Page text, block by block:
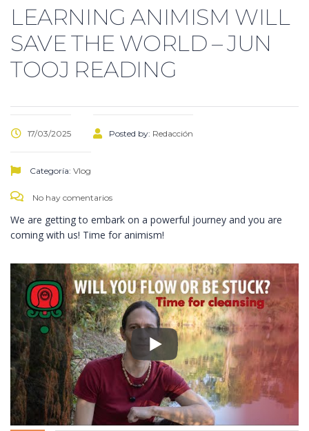
LEARNING ANIMISM WILL
SAVE THE WORLD – JUN
TOOJ READING
17/03/2025 Posted by: Redacción
Categoría: Vlog
No hay comentarios
We are getting to embark on a powerful journey and you are
coming with us! Time for animism!